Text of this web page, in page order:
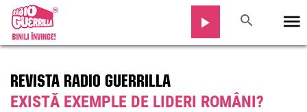
REVISTA RADIO GUERRILLA
EXISTĂ EXEMPLE DE LIDERI ROMÂNI?